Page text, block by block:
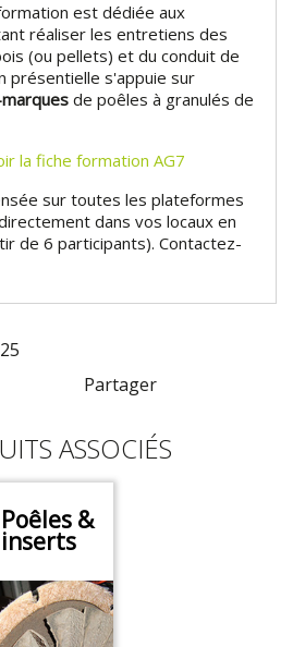
est dédiée aux
réaliser les entretiens des
(ou pellets) et du conduit de
présentielle s'appuie sur
de poêles à granulés de
la fiche formation AG7
sur toutes les plateformes
dans vos locaux en
de 6 participants). Contactez-
Partager
ASSOCIÉS
Poêles &
inserts